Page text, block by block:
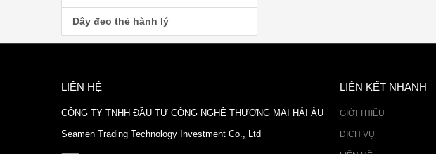
Dây đeo thẻ hành lý
LIÊN HỆ
CÔNG TY TNHH ĐẦU TƯ CÔNG NGHỆ THƯƠNG MẠI HẢI ÂU
Seamen Trading Technology Investment Co., Ltd
LIÊN KẾT NHANH
GIỚI THIỆU
DỊCH VỤ